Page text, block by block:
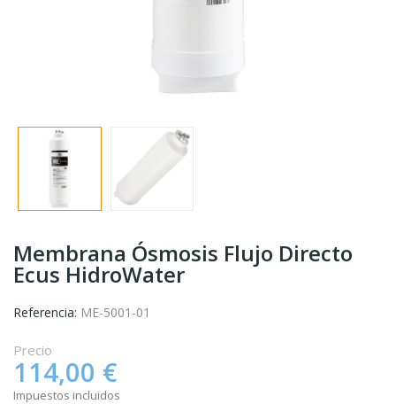
Membrana Ósmosis Flujo Directo
Ecus HidroWater
Referencia: ME-5001-01
Precio
114,00 €
Impuestos incluidos